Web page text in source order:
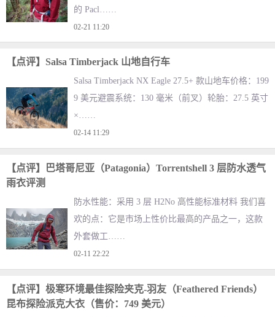
的 Pacl……
02-21 11:20
【点评】Salsa Timberjack 山地自行车
Salsa Timberjack NX Eagle 27.5+ 款山地车价格：199
9 美元避震系统：130 毫米（前叉）轮胎：27.5 英寸
×……
02-14 11:29
【点评】巴塔哥尼亚（Patagonia）Torrentshell 3 层防水透气
雨衣评测
防水性能：采用 3 层 H2No 高性能标准材料 我们喜
欢的点：它是市场上性价比最高的产品之一，这款
外套做工……
02-11 22:22
【点评】极寒环境最佳探险夹克-羽友（Feathered Friends）
昆布探险派克大衣（售价：749 美元）